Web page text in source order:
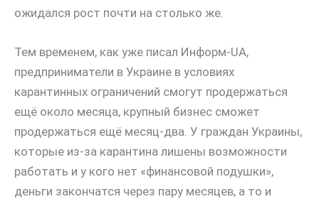
ожидался рост почти на столько же.
Тем временем, как уже писал Информ-UA,
предприниматели в Украине в условиях
карантинных ограничений смогут продержаться
ещё около месяца, крупный бизнес сможет
продержаться ещё месяц-два. У граждан Украины,
которые из-за карантина лишены возможности
работать и у кого нет «финансовой подушки»,
деньги закончатся через пару месяцев, а то и